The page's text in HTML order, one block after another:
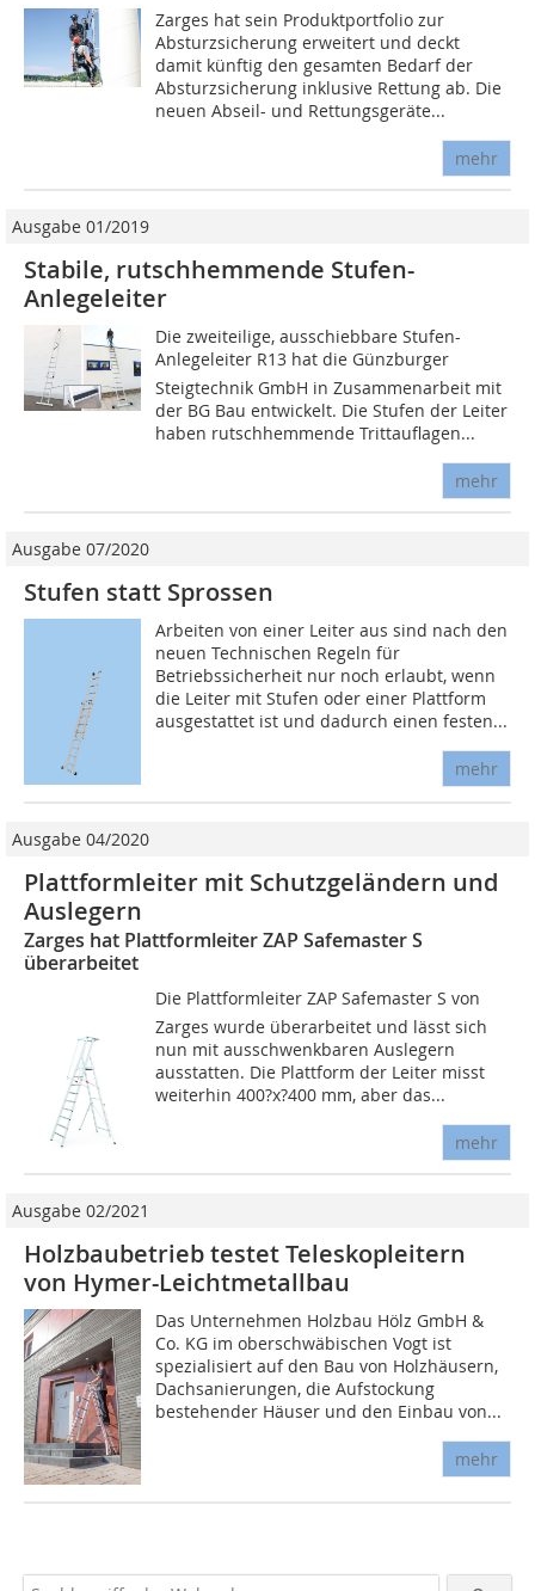
Zarges hat sein Produktportfolio zur
Absturzsicherung erweitert und deckt
damit künftig den gesamten Bedarf der
Absturzsicherung inklusive Rettung ab. Die
neuen Abseil- und Rettungsgeräte...
mehr
Ausgabe 01/2019
Stabile, rutschhemmende Stufen-
Anlegeleiter
Die zweiteilige, ausschiebbare Stufen-
Anlegeleiter R13 hat die Günzburger
Steigtechnik GmbH in Zusammenarbeit mit
der BG Bau entwickelt. Die Stufen der Leiter
haben rutschhemmende Trittauflagen...
mehr
Ausgabe 07/2020
Stufen statt Sprossen
Arbeiten von einer Leiter aus sind nach den
neuen Technischen Regeln für
Betriebssicherheit nur noch erlaubt, wenn
die Leiter mit Stufen oder einer Plattform
ausgestattet ist und dadurch einen festen...
mehr
Ausgabe 04/2020
Plattformleiter mit Schutzgeländern und
Auslegern
Zarges hat Plattformleiter ZAP Safemaster S
überarbeitet
Die Plattformleiter ZAP Safemaster S von
Zarges wurde überarbeitet und lässt sich
nun mit ausschwenkbaren Auslegern
ausstatten. Die Plattform der Leiter misst
weiterhin 400?x?400 mm, aber das...
mehr
Ausgabe 02/2021
Holzbaubetrieb testet Teleskopleitern
von Hymer-Leichtmetallbau
Das Unternehmen Holzbau Hölz GmbH &
Co. KG im oberschwäbischen Vogt ist
spezialisiert auf den Bau von Holzhäusern,
Dachsanierungen, die Aufstockung
bestehender Häuser und den Einbau von...
mehr